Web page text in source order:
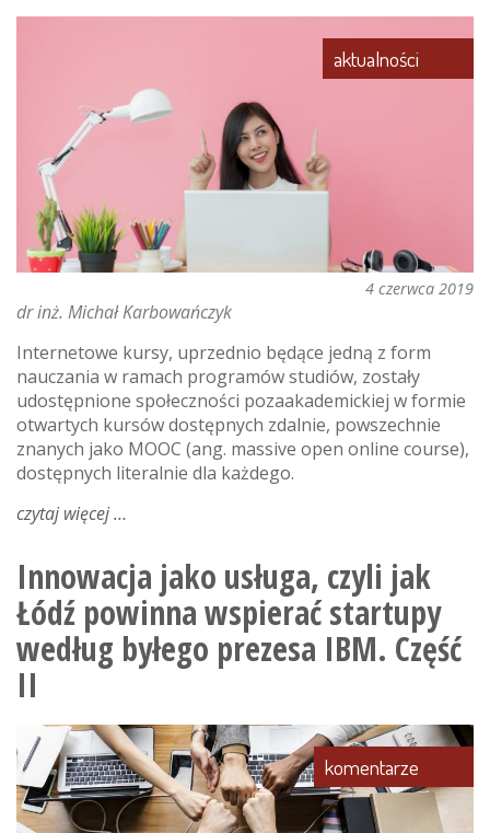
łódzkiej
aktualności
4 czerwca 2019
dr inż. Michał Karbowańczyk
Internetowe kursy, uprzednio będące jedną z form
nauczania w ramach programów studiów, zostały
udostępnione społeczności pozaakademickiej w formie
otwartych kursów dostępnych zdalnie, powszechnie
znanych jako MOOC (ang. massive open online course),
dostępnych literalnie dla każdego.
czytaj więcejo
współtworzy
ogólnopolską
platformę
otwartego
nauczania
Innowacja jako usługa, czyli jak
Łódź powinna wspierać startupy
według byłego prezesa IBM. Część
II
komentarze